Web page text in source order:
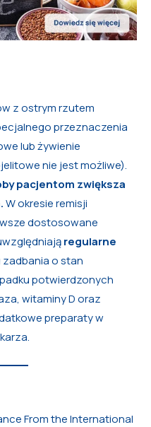
z ostrym rzutem
przeznaczenia
lub żywienie
nie jest możliwe).
pacjentom zwiększa
W okresie remisji
dostosowane
regularne
zadbania o stan
potwierdzonych
witaminy D oraz
preparaty w
From the International